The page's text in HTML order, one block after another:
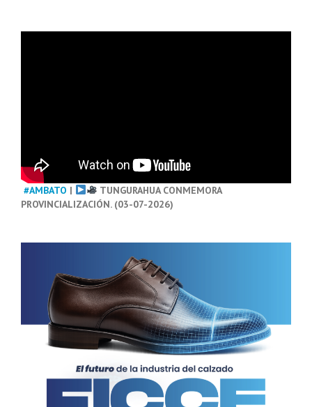
#AMBATO |
TUNGURAHUA CONMEMORA
PROVINCIALIZACIÓN. (03-07-2026)